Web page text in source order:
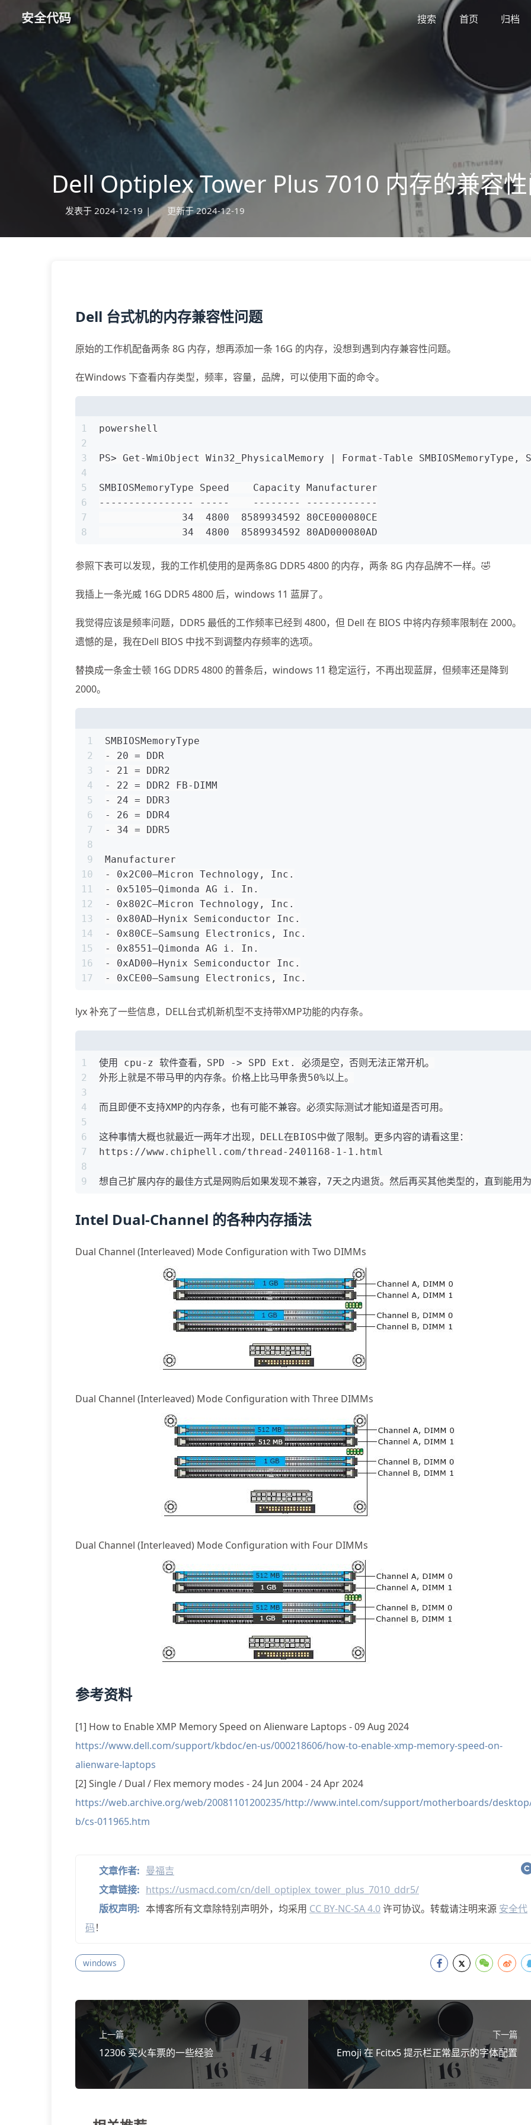
安全代码 搜索 首页 归档
Dell Optiplex Tower Plus 7010 内存的兼容
发表于 2024-12-19 | 更新于 2024-12-19
Dell 台式机的内存兼容性问题
原始的工作机配备两条 8G 内存，想再添加一条 16G 的内存，没想到遇到内存兼容性问题。
在Windows 下查看内存类型，频率，容量，品牌，可以使用下面的命令。
1
2
3
4
5
6
7
8
powershell
PS> Get-WmiObject Win32_PhysicalMemory | Format-Table
SMBIOSMemoryType Speed    Capacity Manufacturer
---------------- -----    -------- ------------
              34  4800  8589934592 80CE000080CE
              34  4800  8589934592 80AD000080AD
参照下表可以发现，我的工作机使用的是两条8G DDR5 4800 的内存，两条 8G 内存品牌不一样。🤣
我插上一条光威 16G DDR5 4800 后，windows 11 蓝屏了。
我觉得应该是频率问题，DDR5 最低的工作频率已经到 4800，但 Dell 在 BIOS 中将内存频率限制在 2000。
遗憾的是，我在Dell BIOS 中找不到调整内存频率的选项。
替换成一条金士顿 16G DDR5 4800 的普条后，windows 11 稳定运行，不再出现蓝屏，但频率还是降到
2000。
1
2
3
4
5
6
7
8
9
10
11
12
13
14
15
16
17
SMBIOSMemoryType
- 20 = DDR
- 21 = DDR2
- 22 = DDR2 FB-DIMM
- 24 = DDR3
- 26 = DDR4
- 34 = DDR5
Manufacturer
- 0x2C00—Micron Technology, Inc.
- 0x5105—Qimonda AG i. In.
- 0x802C—Micron Technology, Inc.
- 0x80AD—Hynix Semiconductor Inc.
- 0x80CE—Samsung Electronics, Inc.
- 0x8551—Qimonda AG i. In.
- 0xAD00—Hynix Semiconductor Inc.
- 0xCE00—Samsung Electronics, Inc.
lyx 补充了一些信息，DELL台式机新机型不支持带XMP功能的内存条。
1
2
3
4
5
6
7
8
9
使用 cpu-z 软件查看，SPD -> SPD Ext. 必须是空，否则无法正常开机。
外形上就是不带马甲的内存条。价格上比马甲条贵50%以上。
而且即便不支持XMP的内存条，也有可能不兼容。必须实际测试才能知道是否可用。
这种事情大概也就最近一两年才出现，DELL在BIOS中做了限制。更多内容的请看这里：
https://www.chiphell.com/thread-2401168-1-1.html
想自己扩展内存的最佳方式是网购后如果发现不兼容，7天之内退货。然后再买其他类型的，直到能用
Intel Dual-Channel 的各种内存插法
Dual Channel (Interleaved) Mode Configuration with Two DIMMs
Dual Channel (Interleaved) Mode Configuration with Three DIMMs
Dual Channel (Interleaved) Mode Configuration with Four DIMMs
参考资料
[1] How to Enable XMP Memory Speed on Alienware Laptops - 09 Aug 2024
https://www.dell.com/support/kbdoc/en-us/000218606/how-to-enable-xmp-memory-speed-on-
alienware-laptops
[2] Single / Dual / Flex memory modes - 24 Jun 2004 - 24 Apr 2024
https://web.archive.org/web/20081101200235/http://www.intel.com/support/motherboards/
b/cs-011965.htm
文章作者: 曼福吉
文章链接: https://usmacd.com/cn/dell_optiplex_tower_plus_7010_ddr5/
版权声明: 本博客所有文章除特别声明外，均采用 CC BY-NC-SA 4.0许可协议。转载请注明来源 安全代
码！
windows
上一篇
12306 买火车票的一些经验
下一篇
Emoji 在 Fcitx5 提示栏正常显示的字体配置